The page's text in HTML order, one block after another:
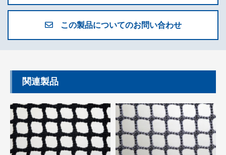
この製品についてのお問い合わせ
関連製品